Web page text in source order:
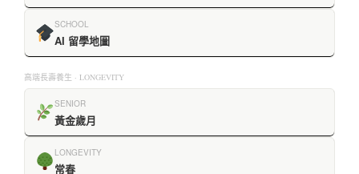
SCHOOL
AI 留學地圖
高端長壽養生 · LONGEVITY
SENIOR
黃金歲月
LONGEVITY
常春